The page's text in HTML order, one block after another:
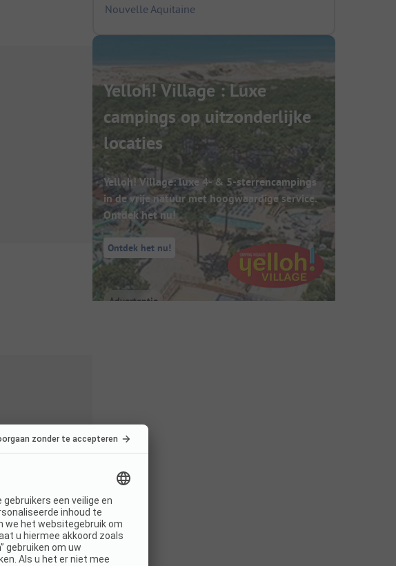
Nouvelle Aquitaine
Yelloh! Village : Luxe
campings op uitzonderlijke
locaties
Yelloh! Village: luxe 4- & 5-sterrencampings
in de vrije natuur met hoogwaardige service.
Ontdek het nu!
Ontdek het nu!